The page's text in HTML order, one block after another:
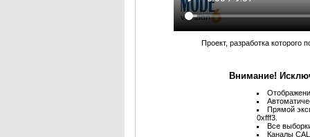
Проект, разработка
Внимание!
Прямой
0xfff3.
Все
Каналы